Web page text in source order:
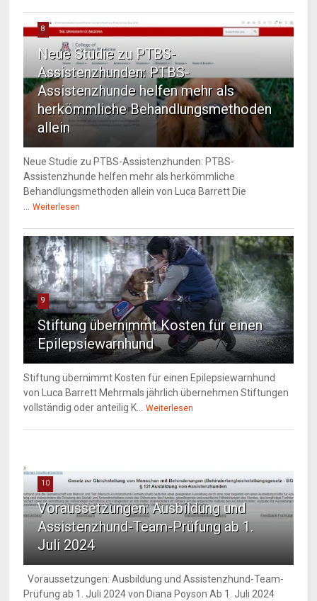
8
Neue Studie zu PTBS-
Assistenzhunden: PTBS-
Assistenzhunde helfen mehr als
herkömmliche Behandlungsmethoden
allein
Neue Studie zu PTBS-Assistenzhunden: PTBS-
Assistenzhunde helfen mehr als herkömmliche
Behandlungsmethoden allein von Luca Barrett Die
... Weiterlesen
9
Stiftung übernimmt Kosten für einen
Epilepsiewarnhund
Stiftung übernimmt Kosten für einen Epilepsiewarnhund
von Luca Barrett Mehrmals jährlich übernehmen Stiftungen
vollständig oder anteilig K... Weiterlesen
10
Voraussetzungen: Ausbildung und
Assistenzhund-Team-Prüfung ab 1.
Juli 2024
Voraussetzungen: Ausbildung und Assistenzhund-Team-
Prüfung ab 1. Juli 2024 von Diana Poyson Ab 1. Juli 2024